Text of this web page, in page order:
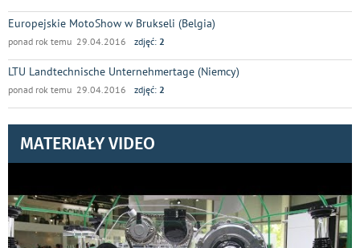
Europejskie MotoShow w Brukseli (Belgia)
ponad rok temu 29.04.2016 zdjęć: 2
LTU Landtechnische Unternehmertage (Niemcy)
ponad rok temu 29.04.2016 zdjęć: 2
MATERIAŁY VIDEO